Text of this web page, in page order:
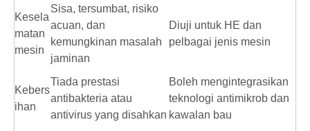
Kesela
matan
mesin
Sisa, tersumbat, risiko
acuan, dan
kemungkinan masalah
jaminan
Diuji untuk HE dan
pelbagai jenis mesin
Kebers
ihan
Tiada prestasi
antibakteria atau
antivirus yang disahkan
Boleh mengintegrasikan
teknologi antimikrob dan
kawalan bau